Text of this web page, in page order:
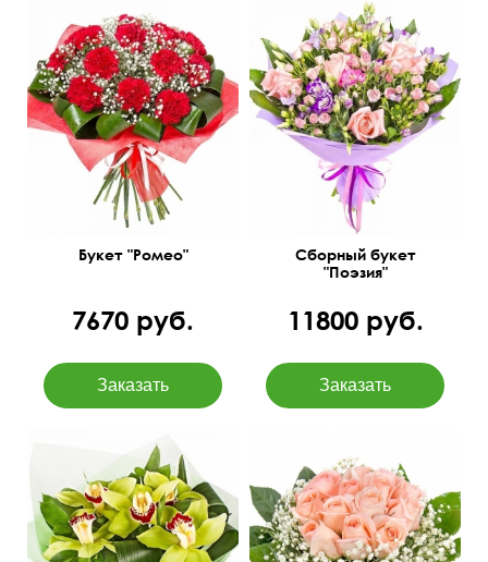
50 см 40 см
Букет "Ромео"
7670 руб.
Роза, эустома, фрезия,
листья фисташки, фатсия
Сборный букет
"Поэзия"
11800 руб.
Фисташковый фетр 50 см 35 см